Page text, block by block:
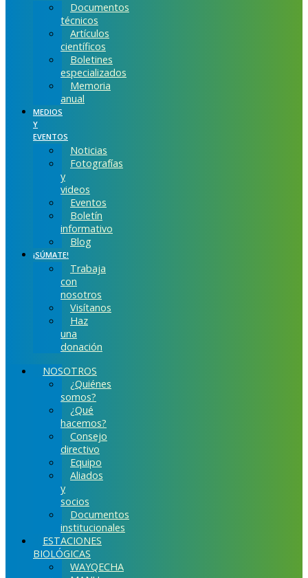
Documentos
técnicos
Artículos
científicos
Boletines
especializados
Memoria
anual
MEDIOS
Y
EVENTOS
Noticias
Fotografías
y
videos
Eventos
Boletín
informativo
Blog
¡SÚMATE!
Trabaja
con
nosotros
Visítanos
Haz
una
donación
NOSOTROS
¿Quiénes
somos?
¿Qué
hacemos?
Consejo
directivo
Equipo
Aliados
y
socios
Documentos
institucionales
ESTACIONES
BIOLÓGICAS
WAYQECHA